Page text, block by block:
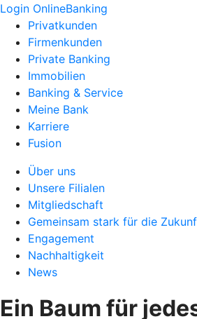
Login OnlineBanking
Privatkunden
Firmenkunden
Private Banking
Immobilien
Banking & Service
Meine Bank
Karriere
Fusion
Über uns
Unsere Filialen
Mitgliedschaft
Gemeinsam stark für die
Engagement
Nachhaltigkeit
News
Ein Baum für